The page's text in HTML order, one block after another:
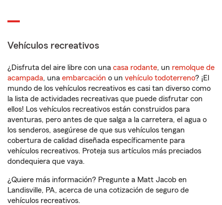
Vehículos recreativos
¿Disfruta del aire libre con una casa rodante, un remolque de
acampada, una embarcación o un vehículo todoterreno? ¡El
mundo de los vehículos recreativos es casi tan diverso como
la lista de actividades recreativas que puede disfrutar con
ellos! Los vehículos recreativos están construidos para
aventuras, pero antes de que salga a la carretera, el agua o
los senderos, asegúrese de que sus vehículos tengan
cobertura de calidad diseñada específicamente para
vehículos recreativos. Proteja sus artículos más preciados
dondequiera que vaya.
¿Quiere más información? Pregunte a Matt Jacob en
Landisville, PA, acerca de una cotización de seguro de
vehículos recreativos.